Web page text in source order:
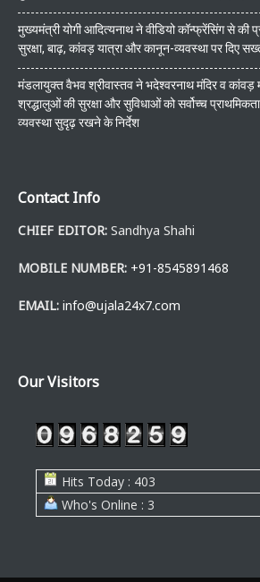
मुख्यमंत्री योगी आदित्यनाथ ने वीडियो कॉन्फ्रेंसिंग से की
सुरक्षा, बाढ़, कांवड़ यात्रा और कानून-व्यवस्था पर दिए
मंडलायुक्त वैभव श्रीवास्तव ने भदेश्वरनाथ मंदिर व कांवड़
श्रद्धालुओं की सुरक्षा और सुविधाओं को सर्वोच्च
व्यवस्था सुदृढ़ रखने के निर्देश
Contact Info
CHIEF EDITOR: Sandhya Shahi
MOBILE NUMBER: +91-8545891468
EMAIL: info@ujala24x7.com
Our Visitors
Hits Today : 403
Who's Online : 3